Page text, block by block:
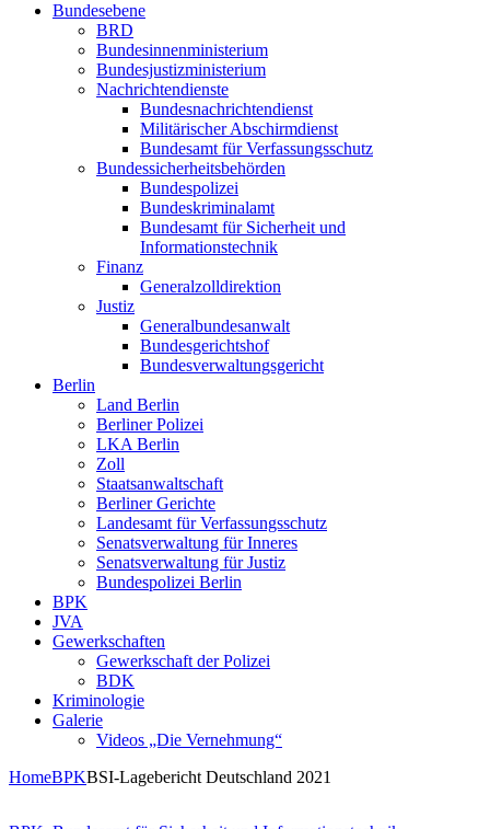
Bundesebene
BRD
Bundesinnenministerium
Bundesjustizministerium
Nachrichtendienste
Bundesnachrichtendienst
Militärischer Abschirmdienst
Bundesamt für Verfassungsschutz
Bundessicherheitsbehörden
Bundespolizei
Bundeskriminalamt
Bundesamt für Sicherheit und
Informationstechnik
Finanz
Generalzolldirektion
Justiz
Generalbundesanwalt
Bundesgerichtshof
Bundesverwaltungsgericht
Berlin
Land Berlin
Berliner Polizei
LKA Berlin
Zoll
Staatsanwaltschaft
Berliner Gerichte
Landesamt für Verfassungsschutz
Senatsverwaltung für Inneres
Senatsverwaltung für Justiz
Bundespolizei Berlin
BPK
JVA
Gewerkschaften
Gewerkschaft der Polizei
BDK
Kriminologie
Galerie
Videos „Die Vernehmung“
HomeBPKBSI-Lagebericht Deutschland 2021